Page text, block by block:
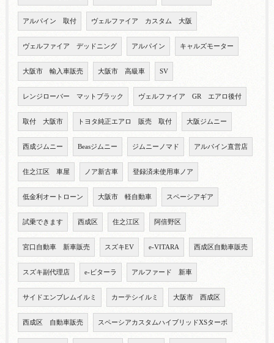
アルパイン 取付 ヴェルファイア カスタム 大阪
ヴェルファイア デッドニング アルパイン キャルズモーター
大阪市 輸入車販売 大阪市 高級車 SV
レンジローバー マットブラック ヴェルファイア GR エアロ後付
取付 大阪市 トヨタ純正エアロ 販売 取付 大阪ジムニー
西成ジムニー Beasジムニー ジムニーノマド アルパイン直営店
住之江区 車屋 ノア新古車 登録済未使用車ノア
低金利オートローン 大阪市 軽自動車 スペーシアギア
試乗できます 西成区 住之江区 阿倍野区
宮口自動車 新車販売 スズキEV e-VITARA 西成区自動車販売
スズキ副代理店 e-ビターラ アルファード 新車
サイドエンブレムイルミ カーテシイルミ 大阪市 西成区
西成区 自動車販売 スペーシアカスタムハイブリッドXSターボ